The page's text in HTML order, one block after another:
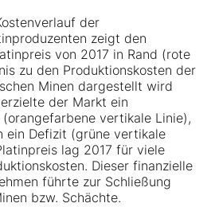
der
zeigt den
von 2017 in Rand (rote
zu den Produktionskosten der
Minen dargestellt wird
der Markt ein
vertikale Linie),
ein Defizit (grüne vertikale
lag 2017 für viele
Dieser finanzielle
führte zur Schließung
bzw. Schächte.